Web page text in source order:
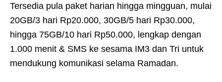
Tersedia pula paket harian hingga mingguan, mulai
20GB/3 hari Rp20.000, 30GB/5 hari Rp30.000,
hingga 75GB/10 hari Rp50.000, lengkap dengan
1.000 menit & SMS ke sesama IM3 dan Tri untuk
mendukung komunikasi selama Ramadan.